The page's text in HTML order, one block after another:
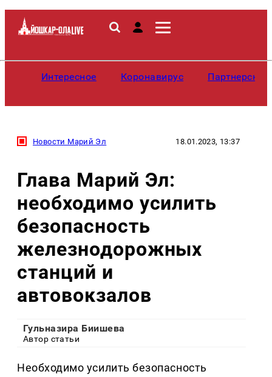
Интересное Коронавирус
Новости Марий Эл 18.01.2023, 13:37
Глава Марий Эл:
необходимо усилить
безопасность
железнодорожных
станций и
автовокзалов
Гульназира Биишева
Автор статьи
Необходимо усилить безопасность